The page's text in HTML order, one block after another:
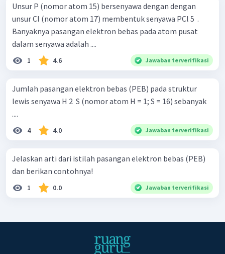
Unsur P (nomor atom 15) bersenyawa dengan dengan
unsur Cl (nomor atom 17) membentuk senyawa PCl 5 ​ .
Banyaknya pasangan elektron bebas pada atom pusat
dalam senyawa adalah ....
1 4.6 Jawaban terverifikasi
Jumlah pasangan elektron bebas (PEB) pada struktur
lewis senyawa H 2 ​ S (nomor atom H = 1; S = 16) sebanyak
....
4 4.0 Jawaban terverifikasi
Jelaskan arti dari istilah pasangan elektron bebas (PEB)
dan berikan contohnya!
1 0.0 Jawaban terverifikasi